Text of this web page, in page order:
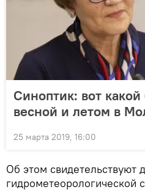
Синоптик: вот какой
весной и летом в
25 марта 2019, 16:00
Об этом свидетельствуют
гидрометеорологической